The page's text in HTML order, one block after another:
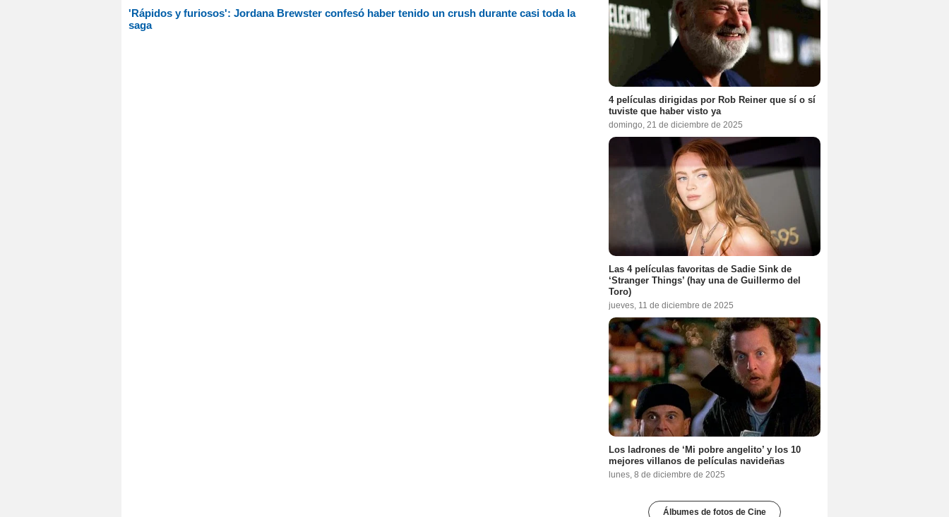
'Rápidos y furiosos': Jordana Brewster confesó haber tenido un crush durante casi toda la
saga
4 películas dirigidas por Rob Reiner que sí o sí
tuviste que haber visto ya
domingo, 21 de diciembre de 2025
Las 4 películas favoritas de Sadie Sink de
‘Stranger Things’ (hay una de Guillermo del
Toro)
jueves, 11 de diciembre de 2025
Los ladrones de ‘Mi pobre angelito’ y los 10
mejores villanos de películas navideñas
lunes, 8 de diciembre de 2025
Álbumes de fotos de Cine